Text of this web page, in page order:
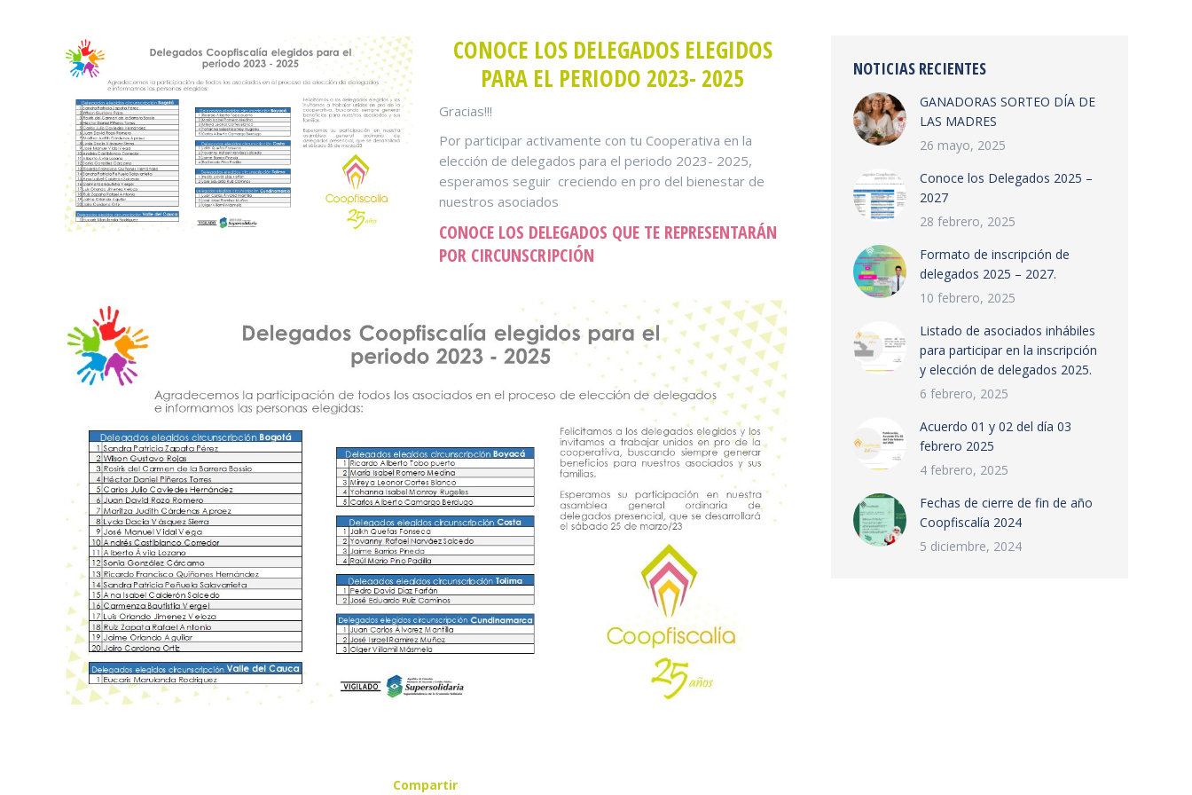
CONOCE LOS DELEGADOS ELEGIDOS
PARA EL PERIODO 2023- 2025
Gracias!!!
Por participar activamente con tu Cooperativa en la
elección de delegados para el periodo 2023- 2025,
esperamos seguir creciendo en pro del bienestar de
nuestros asociados
CONOCE LOS DELEGADOS QUE TE REPRESENTARÁN
POR CIRCUNSCRIPCIÓN
Compartir
NOTICIAS RECIENTES
GANADORAS SORTEO DÍA DE
LAS MADRES
26 mayo, 2025
Conoce los Delegados 2025 –
2027
28 febrero, 2025
Formato de inscripción de
delegados 2025 – 2027.
10 febrero, 2025
Listado de asociados inhábiles
para participar en la inscripción
y elección de delegados 2025.
6 febrero, 2025
Acuerdo 01 y 02 del día 03
febrero 2025
4 febrero, 2025
Fechas de cierre de fin de año
Coopfiscalía 2024
5 diciembre, 2024